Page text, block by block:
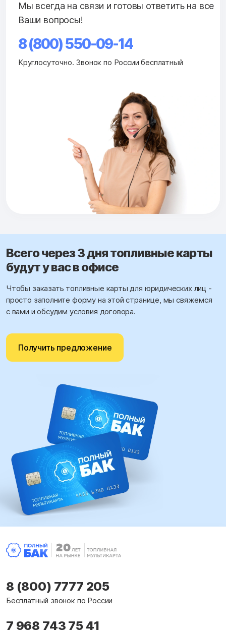
Мы всегда на связи и готовы ответить на все
Ваши вопросы!
8 (800) 550-09-14
Круглосуточно. Звонок по России бесплатный
Всего через 3 дня топливные карты
будут у вас в офисе
Чтобы заказать топливные карты для юридических лиц -
просто заполните форму на этой странице, мы свяжемся
с вами и обсудим условия договора.
Получить предложение
8 (800) 7777 205
Бесплатный звонок по России
7 968 743 75 41